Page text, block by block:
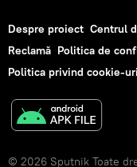
Despre proiect Centrul
Reclamă Politica de
Politica privind cookie-
© 2026 Sputnik Toate